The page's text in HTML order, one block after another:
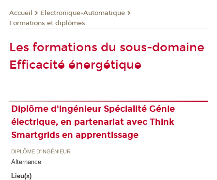
Accueil
Electronique-Automatique
Formations et diplômes
Les formations du sous-domaine
Efficacité énergétique
Diplôme d'ingénieur Spécialité Génie
électrique, en partenariat avec Think
Smartgrids en apprentissage
DIPLÔME D'INGÉNIEUR
Alternance
Lieu(x)